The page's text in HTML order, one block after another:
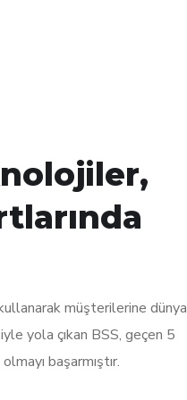
müşterilerine dünya
yola çıkan BSS, geçen 5
başarmıştır.